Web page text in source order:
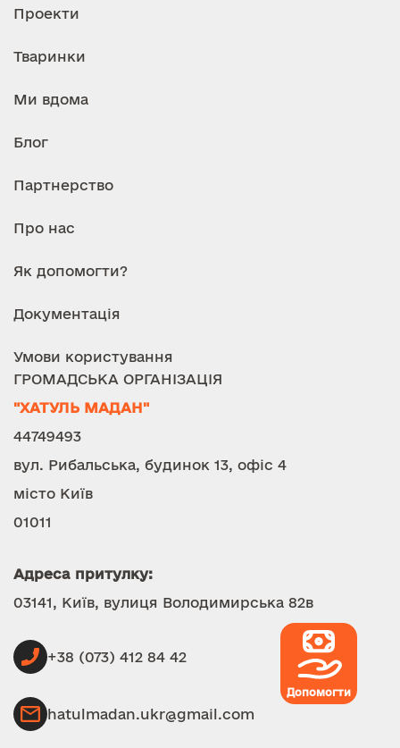
Проекти
Тваринки
Ми вдома
Блог
Партнерство
Про нас
Як допомогти?
Документація
Умови користування
ГРОМАДСЬКА ОРГАНІЗАЦІЯ
"ХАТУЛЬ МАДАН"
44749493
вул. Рибальська, будинок 13, офіс 4
місто Київ
01011
Адреса притулку:
03141, Київ, вулиця Володимирська 82в
+38 (073) 412 84 42
hatulmadan.ukr@gmail.com
Допомогти